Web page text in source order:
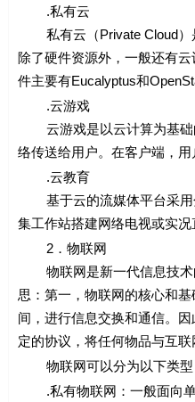
.私有云
私有云（Private Cloud）
除了硬件资源外，一般还有
件主要有Eucalyptus和
.云游戏
云游戏是以云计算为基础
络传送给用户。在客户端，
.云教育
基于云的流媒体平台采用
集工作站搭建网络电视或实况
2．物联网
物联网是新一代信息技术的
思：第一，物联网的核心和
间，进行信息交换和通信。
定的协议，将任何物品与互
物联网可以分为以下类型
.私有物联网：一般面向单